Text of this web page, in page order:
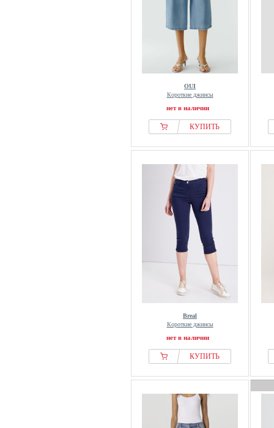
OUI
Короткие джинсы
нет в наличии
КУПИТЬ
Breal
Короткие джинсы
нет в наличии
КУПИТЬ